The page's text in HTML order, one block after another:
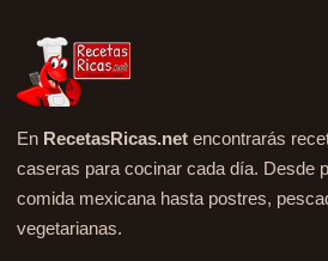
En RecetasRicas.net encontrarás
caseras para cocinar cada día. Desde
comida mexicana hasta postres,
vegetarianas.